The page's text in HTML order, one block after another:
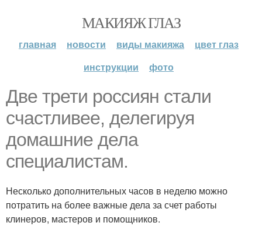
МАКИЯЖ ГЛАЗ
главная новости виды макияжа
цвет глаз
инструкции
фото
Две трети россиян стали
счастливее, делегируя
домашние дела
специалистам.
Несколько дополнительных часов в неделю можно
потратить на более важные дела за счет работы
клинеров, мастеров и помощников.